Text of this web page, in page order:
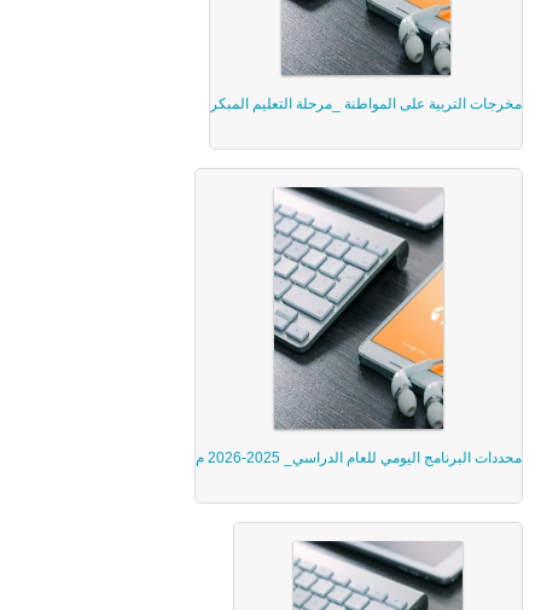
مخرجات التربية على المواطنة _مرحلة التعليم المبكر
محددات البرنامج اليومي للعام الدراسي_ 2025-2026 م